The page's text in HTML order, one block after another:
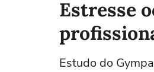
Estresse
Estudo do